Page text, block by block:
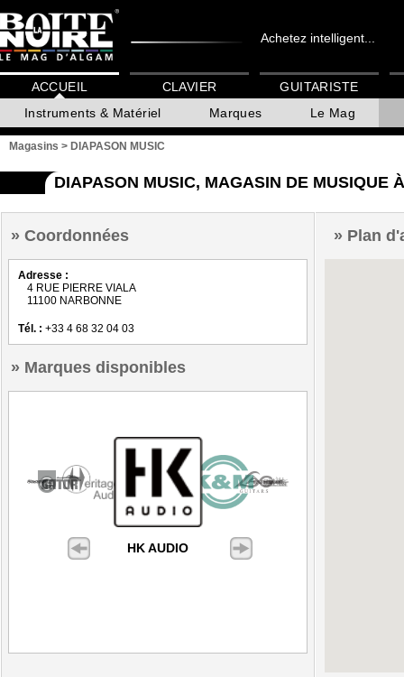
Achetez intelligent...
ACCUEIL
Instruments & Matériel
Marques Le Mag
CLAVIER GUITARISTE
Magasins > DIAPASON MUSIC
DIAPASON MUSIC, MAGASIN DE MUSIQUE
Coordonnées
Adresse :
4 RUE PIERRE VIALA
11100 NARBONNE
Tél. : +33 4 68 32 04 03
Marques disponibles
HK AUDIO
Plan